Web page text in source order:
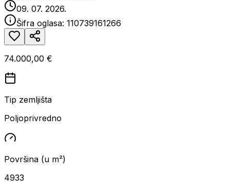
09. 07. 2026.
Šifra oglasa: 110739161266
74.000,00 €
Tip zemljišta
Poljoprivredno
Površina (u m²)
4933